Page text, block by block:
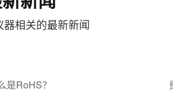
器相关的最新新闻
是RoHS？